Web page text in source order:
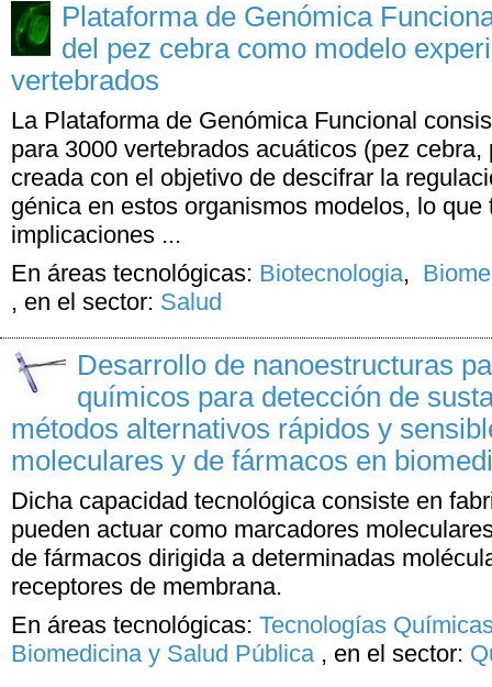
Plataforma de Genómica
del pez cebra como modelo
vertebrados
La Plataforma de Genómica Funcional
para 3000 vertebrados acuáticos (pez
creada con el objetivo de descifrar la
génica en estos organismos modelos, lo que
implicaciones ...
En áreas tecnológicas: Biotecnologia,
, en el sector: Salud
Desarrollo de nanoestructuras
químicos para detección de
métodos alternativos rápidos y
moleculares y de fármacos en
Dicha capacidad tecnológica consiste en
pueden actuar como marcadores
de fármacos dirigida a determinadas
receptores de membrana.
En áreas tecnológicas: Tecnologías
Biomedicina y Salud Pública , en el sector: